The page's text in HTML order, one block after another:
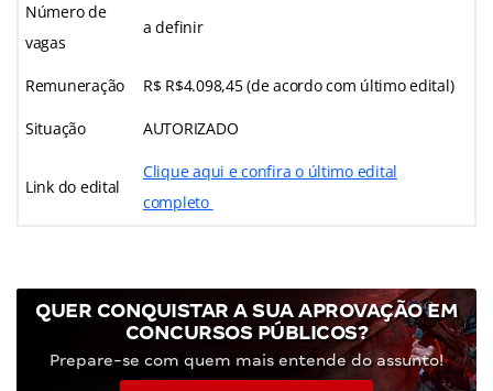
Número de
vagas
a definir
Remuneração R$ R$4.098,45 (de acordo com último edital)
Situação AUTORIZADO
Link do edital
Clique aqui e confira o último edital
completo
QUER CONQUISTAR A SUA APROVAÇÃO EM
CONCURSOS PÚBLICOS?
Prepare-se com quem mais entende do assunto!